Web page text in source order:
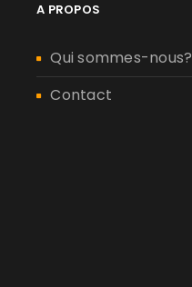
A PROPOS
Qui sommes-nous?
Contact